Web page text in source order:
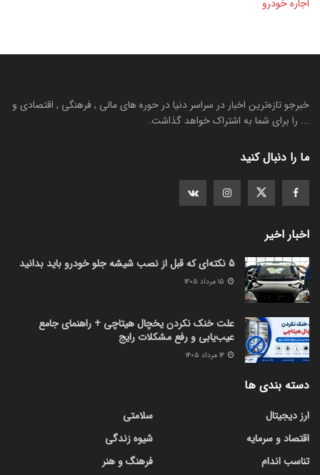
اجاره خودرو
خبرجو تازه‌ترین اخبار در سراسر دنیا در حوره های مالی , فرهنگی , اقتصادی و
... را برای شما به اشتراک خواهد گذاشت.
ما را دنبال کنید
اخبار اخیر
5 نکته‌ای که قبل از نصب شیشه جلو خودرو باید بدانید
علت خنک نکردن یخچال هیتاچی + راهنمای جامع
عیب‌یابی و رفع مشکلات رایج
دسته بندی ها
ارز دیجیتال
اقتصاد و سرمایه
تناسب اندام
سلامتی
شیوه زندگی
فرهنگ و هنر